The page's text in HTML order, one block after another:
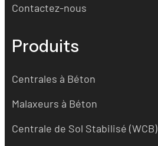
Contactez-nous
Produits
Centrales à Béton
Malaxeurs à Béton
Centrale de Sol Stabilisé (WCB)